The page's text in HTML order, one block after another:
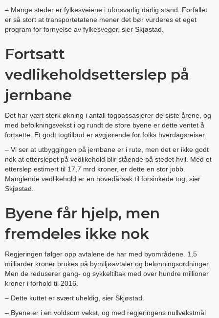
– Mange steder er fylkesveiene i uforsvarlig dårlig stand. Forfallet
er så stort at transportetatene mener det bør vurderes et eget
program for fornyelse av fylkesveger, sier Skjøstad.
Fortsatt
vedlikeholdsetterslep på
jernbane
Det har vært sterk økning i antall togpassasjerer de siste årene, og
med befolkningsvekst i og rundt de store byene er dette ventet å
fortsette. Et godt togtilbud er avgjørende for folks hverdagsreiser.
– Vi ser at utbyggingen på jernbane er i rute, men det er ikke godt
nok at etterslepet på vedlikehold blir stående på stedet hvil. Med et
etterslep estimert til 17,7 mrd kroner, er dette en stor jobb.
Manglende vedlikehold er en hovedårsak til forsinkede tog, sier
Skjøstad.
Byene får hjelp, men
fremdeles ikke nok
Regjeringen følger opp avtalene de har med byområdene. 1,5
milliarder kroner brukes på bymiljøavtaler og belønningsordninger.
Men de reduserer gang- og sykkeltiltak med over hundre millioner
kroner i forhold til 2016.
– Dette kuttet er svært uheldig, sier Skjøstad.
– Byene er i en voldsom vekst, og med regjeringens nullvekstmål